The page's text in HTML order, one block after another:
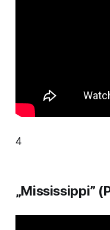
4
„Mississippi”